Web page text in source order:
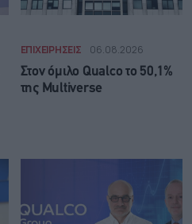
ΕΠΙΧΕΙΡΗΣΕΙΣ 06.08.2026
Στον όμιλο Qualco το 50,1%
της Multiverse